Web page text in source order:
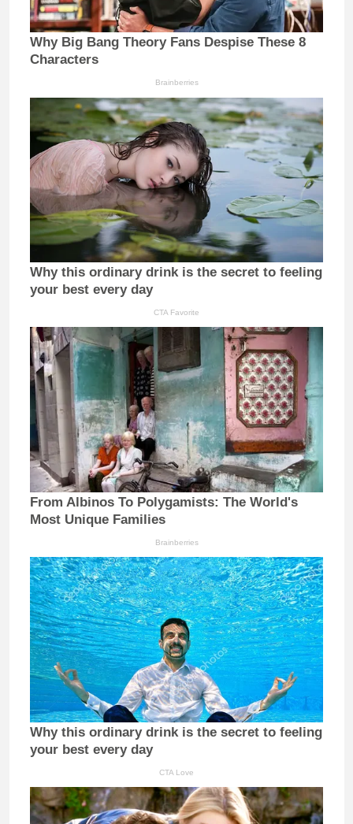
Why Big Bang Theory Fans Despise These 8
Characters
Brainberries
Why this ordinary drink is the secret to feeling
your best every day
CTA Favorite
From Albinos To Polygamists: The World's
Most Unique Families
Brainberries
Why this ordinary drink is the secret to feeling
your best every day
CTA Love